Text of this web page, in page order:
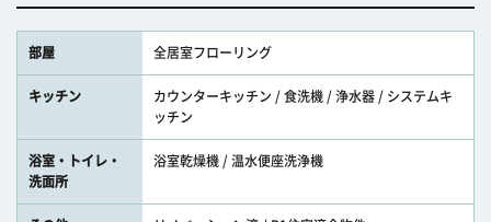
部屋 全居室フローリング
キッチン
カウンターキッチン / 食洗機 / 浄水器 / システムキ
ッチン
浴室・トイレ・
洗面所
浴室乾燥機 / 温水便座洗浄機